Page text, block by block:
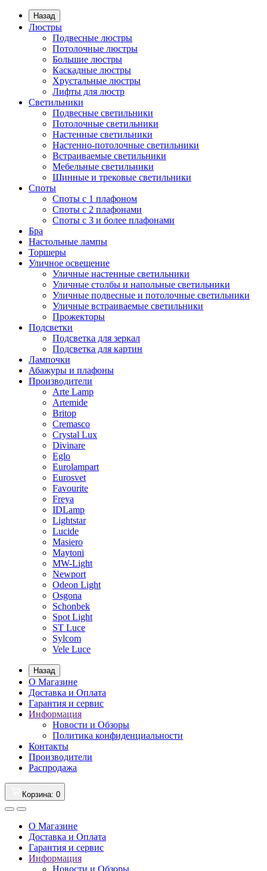
Назад
Люстры
Подвесные люстры
Потолочные люстры
Большие люстры
Каскадные люстры
Хрустальные люстры
Лифты для люстр
Светильники
Подвесные светильники
Потолочные светильники
Настенные светильники
Настенно-потолочные светильники
Встраиваемые светильники
Мебельные светильники
Шинные и трековые светильники
Споты
Споты с 1 плафоном
Споты с 2 плафонами
Споты с 3 и более плафонами
Бра
Настольные лампы
Торшеры
Уличное освещение
Уличные настенные светильники
Уличные столбы и напольные светильники
Уличные подвесные и потолочные светильники
Уличные встраиваемые светильники
Прожекторы
Подсветки
Подсветка для зеркал
Подсветка для картин
Лампочки
Абажуры и плафоны
Производители
Arte Lamp
Artemide
Britop
Cremasco
Crystal Lux
Divinare
Eglo
Eurolampart
Eurosvet
Favourite
Freya
IDLamp
Lightstar
Lucide
Masiero
Maytoni
MW-Light
Newport
Odeon Light
Osgona
Schonbek
Spot Light
ST Luce
Sylcom
Vele Luce
Назад
О Магазине
Доставка и Оплата
Гарантия и сервис
Информация
Новости и Обзоры
Политика конфиденциальности
Контакты
Производители
Распродажа
Корзина: 0
О Магазине
Доставка и Оплата
Гарантия и сервис
Информация
Новости и Обзоры